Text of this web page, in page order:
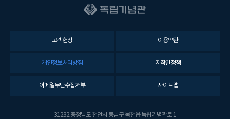
고객헌장 이용약관
개인정보처리방침 저작권정책
이메일무단수집거부 사이트맵
31232 충청남도 천안시 동남구 목천읍 독립기념관로 1